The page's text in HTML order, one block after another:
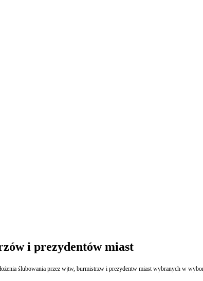
i prezydentów miast
ślubowania przez wjtw, burmistrzw i prezydentw miast wybranych w